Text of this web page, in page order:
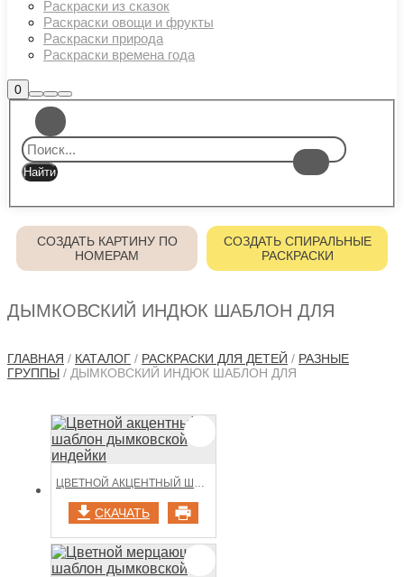
Раскраски из сказок
Раскраски овощи и фрукты
Раскраски природа
Раскраски времена года
0Боковая
панель
магазина
Найти
Больше
информации
Главное
меню
СОЗДАТЬ КАРТИНУ ПО
НОМЕРАМ
СОЗДАТЬ СПИРАЛЬНЫЕ
РАСКРАСКИ
ДЫМКОВСКИЙ ИНДЮК ШАБЛОН ДЛЯ
ГЛАВНАЯ / КАТАЛОГ / РАСКРАСКИ ДЛЯ ДЕТЕЙ / РАЗНЫЕ
ГРУППЫ / ДЫМКОВСКИЙ ИНДЮК ШАБЛОН ДЛЯ
ЦВЕТНОЙ АКЦЕНТНЫЙ ШАБЛОН ДЫМКОВСКОЙ ИНДЕЙКИ
СКАЧАТЬ